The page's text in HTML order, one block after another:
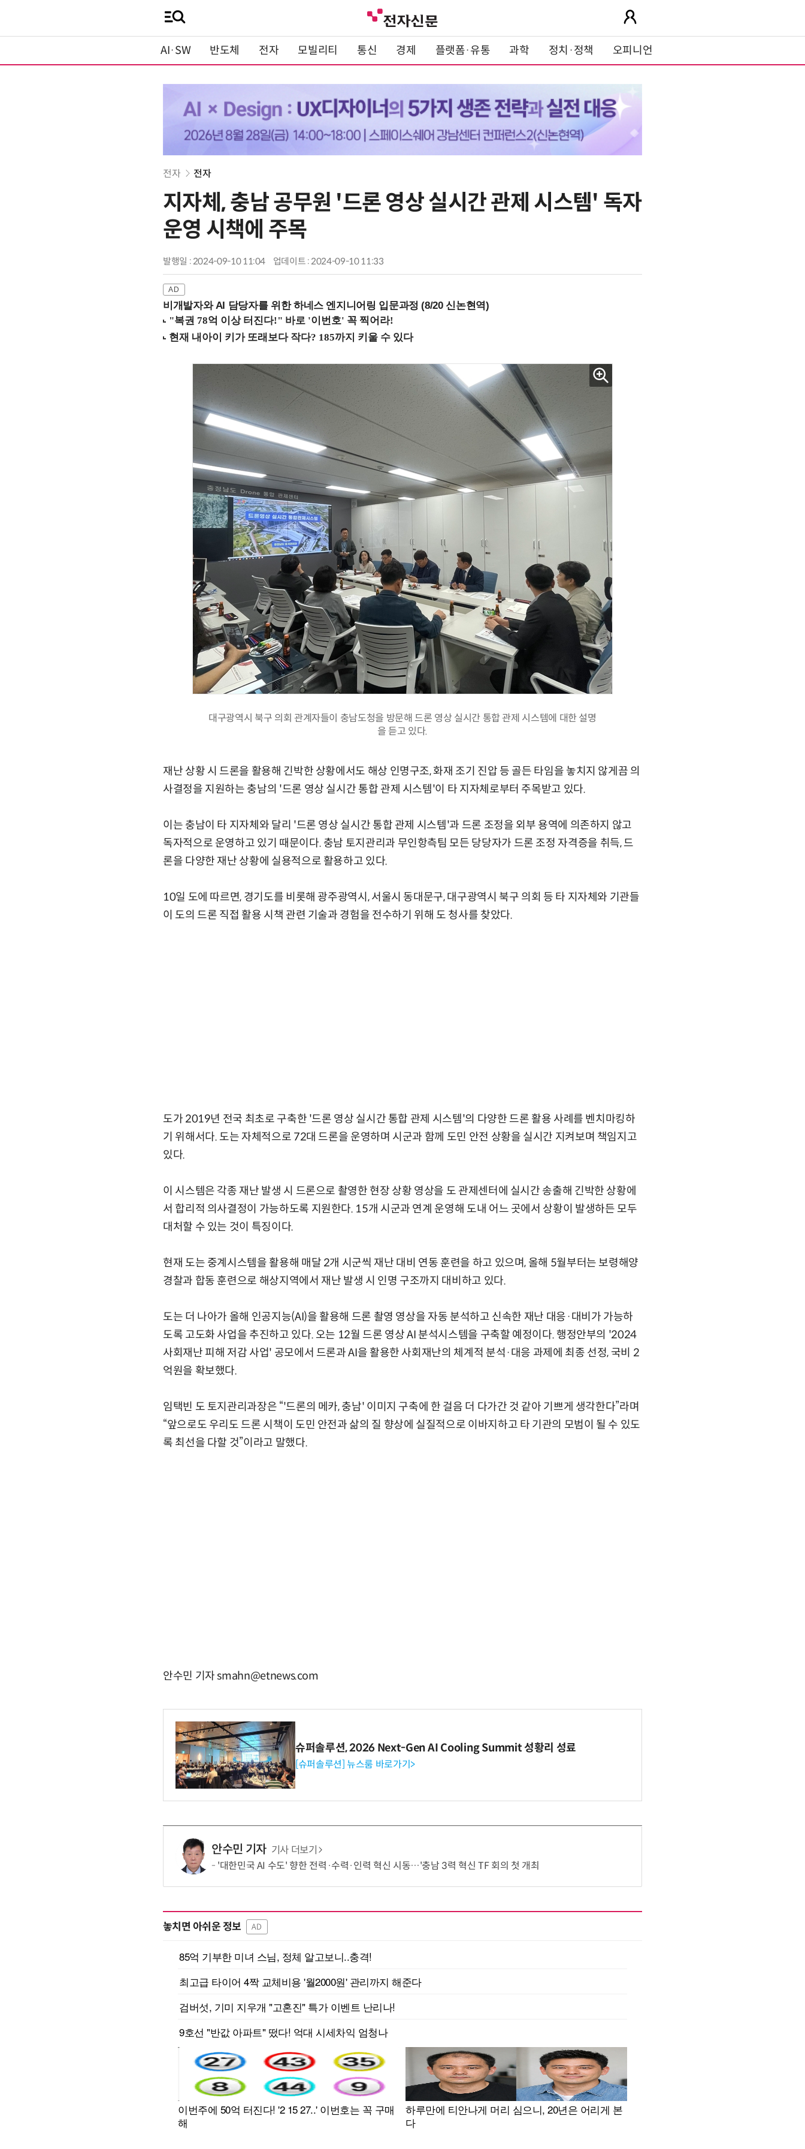
AI·SW 반도체 전자 모빌리티 통신 경제 플랫폼·유통 과학 정치·정책 오피니언
전자 전자
지자체, 충남 공무원 '드론 영상 실시간 관제 시스템' 독자
운영 시책에 주목
발행일 : 2024-09-10 11:04 업데이트 : 2024-09-10 11:33
비개발자와 AI 담당자를 위한 하네스 엔지니어링 입문과정 (8/20 신논현역)
대구광역시 북구 의회 관계자들이 충남도청을 방문해 드론 영상 실시간 통합 관제 시스템에 대한 설명
을 듣고 있다.
재난 상황 시 드론을 활용해 긴박한 상황에서도 해상 인명구조, 화재 조기 진압 등 골든 타임을 놓치지 않게끔 의
사결정을 지원하는 충남의 '드론 영상 실시간 통합 관제 시스템'이 타 지자체로부터 주목받고 있다.
이는 충남이 타 지자체와 달리 '드론 영상 실시간 통합 관제 시스템'과 드론 조정을 외부 용역에 의존하지 않고
독자적으로 운영하고 있기 때문이다. 충남 토지관리과 무인항측팀 모든 당당자가 드론 조정 자격증을 취득, 드
론을 다양한 재난 상황에 실용적으로 활용하고 있다.
10일 도에 따르면, 경기도를 비롯해 광주광역시, 서울시 동대문구, 대구광역시 북구 의회 등 타 지자체와 기관들
이 도의 드론 직접 활용 시책 관련 기술과 경험을 전수하기 위해 도 청사를 찾았다.
도가 2019년 전국 최초로 구축한 '드론 영상 실시간 통합 관제 시스템'의 다양한 드론 활용 사례를 벤치마킹하
기 위해서다. 도는 자체적으로 72대 드론을 운영하며 시군과 함께 도민 안전 상황을 실시간 지켜보며 책임지고
있다.
이 시스템은 각종 재난 발생 시 드론으로 촬영한 현장 상황 영상을 도 관제센터에 실시간 송출해 긴박한 상황에
서 합리적 의사결정이 가능하도록 지원한다. 15개 시군과 연계 운영해 도내 어느 곳에서 상황이 발생하든 모두
대처할 수 있는 것이 특징이다.
현재 도는 중계시스템을 활용해 매달 2개 시군씩 재난 대비 연동 훈련을 하고 있으며, 올해 5월부터는 보령해양
경찰과 합동 훈련으로 해상지역에서 재난 발생 시 인명 구조까지 대비하고 있다.
도는 더 나아가 올해 인공지능(AI)을 활용해 드론 촬영 영상을 자동 분석하고 신속한 재난 대응·대비가 가능하
도록 고도화 사업을 추진하고 있다. 오는 12월 드론 영상 AI 분석시스템을 구축할 예정이다. 행정안부의 '2024
사회재난 피해 저감 사업' 공모에서 드론과 AI을 활용한 사회재난의 체계적 분석·대응 과제에 최종 선정, 국비 2
억원을 확보했다.
임택빈 도 토지관리과장은 “'드론의 메카, 충남' 이미지 구축에 한 걸음 더 다가간 것 같아 기쁘게 생각한다”라며
“앞으로도 우리도 드론 시책이 도민 안전과 삶의 질 향상에 실질적으로 이바지하고 타 기관의 모범이 될 수 있도
록 최선을 다할 것”이라고 말했다.
안수민 기자 smahn@etnews.com
슈퍼솔루션, 2026 Next-Gen AI Cooling Summit 성황리 성료
[슈퍼솔루션] 뉴스룸 바로가기>
안수민 기자 기사 더보기
'대한민국 AI 수도' 향한 전력·수력·인력 혁신 시동…'충남 3력 혁신 TF 회의 첫 개최
놓치면 아쉬운 정보 AD